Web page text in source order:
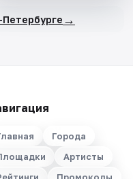
Петербурге →
Города
Артисты